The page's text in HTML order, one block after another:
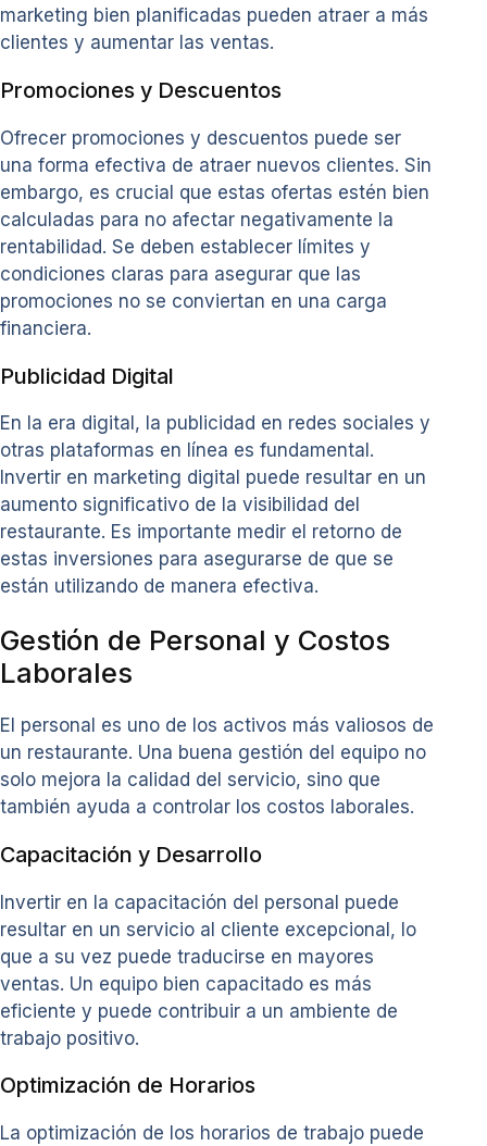
marketing bien planificadas pueden atraer a más
clientes y aumentar las ventas.
Promociones y Descuentos
Ofrecer promociones y descuentos puede ser
una forma efectiva de atraer nuevos clientes. Sin
embargo, es crucial que estas ofertas estén bien
calculadas para no afectar negativamente la
rentabilidad. Se deben establecer límites y
condiciones claras para asegurar que las
promociones no se conviertan en una carga
financiera.
Publicidad Digital
En la era digital, la publicidad en redes sociales y
otras plataformas en línea es fundamental.
Invertir en marketing digital puede resultar en un
aumento significativo de la visibilidad del
restaurante. Es importante medir el retorno de
estas inversiones para asegurarse de que se
están utilizando de manera efectiva.
Gestión de Personal y Costos
Laborales
El personal es uno de los activos más valiosos de
un restaurante. Una buena gestión del equipo no
solo mejora la calidad del servicio, sino que
también ayuda a controlar los costos laborales.
Capacitación y Desarrollo
Invertir en la capacitación del personal puede
resultar en un servicio al cliente excepcional, lo
que a su vez puede traducirse en mayores
ventas. Un equipo bien capacitado es más
eficiente y puede contribuir a un ambiente de
trabajo positivo.
Optimización de Horarios
La optimización de los horarios de trabajo puede